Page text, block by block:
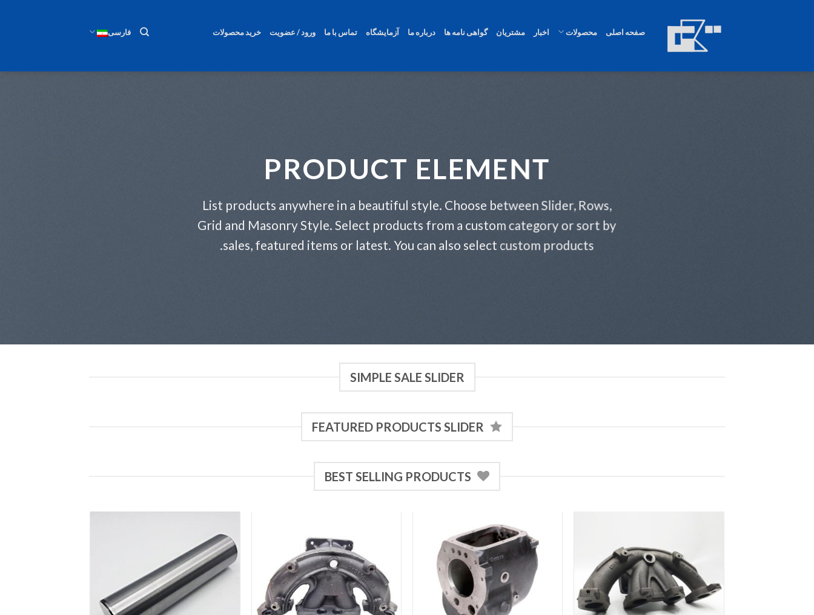
صفحه اصلی محصولات اخبار مشتریان گواهی نامه ها درباره ما آزمایشگاه تماس با ما ورود / عضویت خرید محصولات فارسی
PRODUCT ELEMENT
List products anywhere in a beautiful style. Choose between Slider, Rows,
Grid and Masonry Style. Select products from a custom category or sort by
sales, featured items or latest. You can also select custom products.
SIMPLE SALE SLIDER
FEATURED PRODUCTS SLIDER
BEST SELLING PRODUCTS